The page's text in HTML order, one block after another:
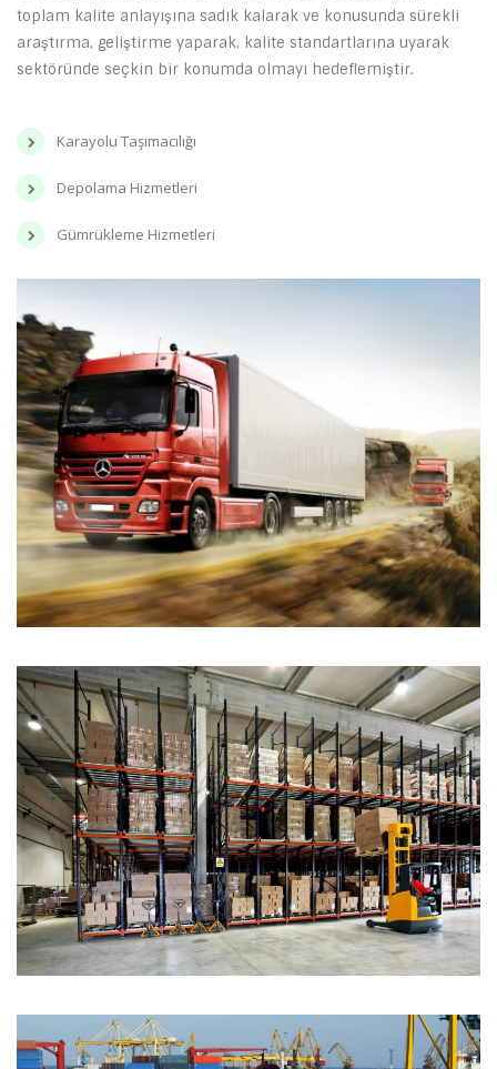
toplam kalite anlayışına sadık kalarak ve konusunda sürekli
araştırma, geliştirme yaparak, kalite standartlarına uyarak
sektöründe seçkin bir konumda olmayı hedeflemiştir.
Karayolu Taşımacılığı
Depolama Hizmetleri
Gümrükleme Hizmetleri